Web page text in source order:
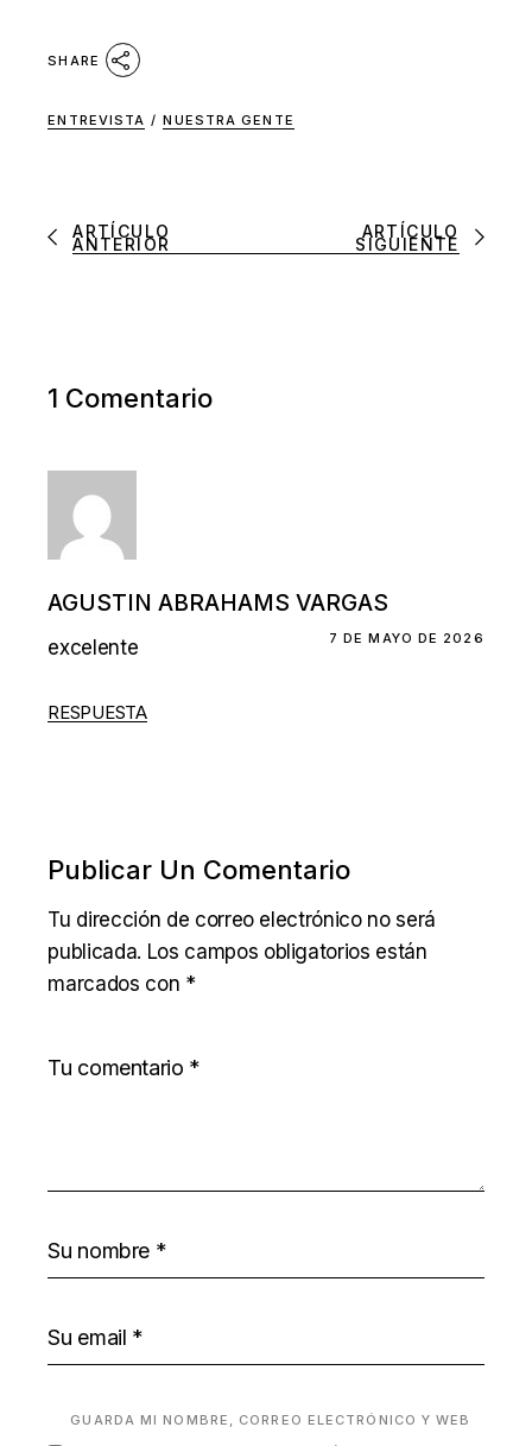
SHARE
ENTREVISTA / NUESTRA GENTE
ARTÍCULO
ANTERIOR
ARTÍCULO
SIGUIENTE
1 Comentario
AGUSTIN ABRAHAMS VARGAS
7 DE MAYO DE 2026
excelente
RESPUESTA
Publicar Un Comentario
Tu dirección de correo electrónico no será
publicada. Los campos obligatorios están
marcados con *
GUARDA MI NOMBRE, CORREO ELECTRÓNICO Y WEB